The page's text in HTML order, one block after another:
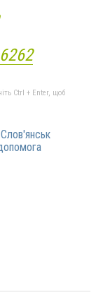
Ctrl + Enter, щоб